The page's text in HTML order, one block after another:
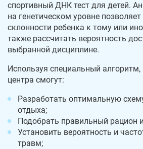
спортивный ДНК тест для детей.
на генетическом уровне
склонности ребенка к тому или
также рассчитать вероятность
выбранной дисциплине.
Используя специальный алгоритм,
центра смогут:
Разработать оптимальную
отдыха;
Подобрать правильный рацион
Установить вероятность и
травм;